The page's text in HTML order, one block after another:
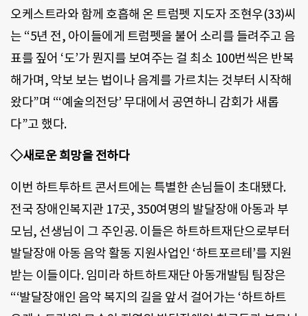
오케스트라와 함께 호흡해 온 트럼펫 지도자 조현우(33)씨
는 “5년 전, 아이들에게 트럼펫을 불어 소리를 들려주고 음
표를 짚어 ‘도’가 뭔지를 보여주는 걸 최소 100번씩은 반복
해가며, 악보 보는 법이나 음계를 가르치는 것부터 시작해
왔다”며 “‘예술의전당’ 무대에서 공연하니 감회가 새롭
다”고 했다.
◇새로운 희망을 전하다
이번 하트투하트 콘서트에는 특별한 손님들이 초대됐다.
전국 장애인복지관 17곳, 350여명의 발달장애 아동과 부
모님, 선생님이 그 주인공. 이들은 하트하트재단으로부터
발달장애 아동 음악 활동 지원사업인 ‘하트포르테’를 지원
받는 이들이다. 임미라 하트하트재단 아동개발팀 팀장은
“‘발달장애인 음악 복지의 길을 앞서 걸어가는 ‘하트하트